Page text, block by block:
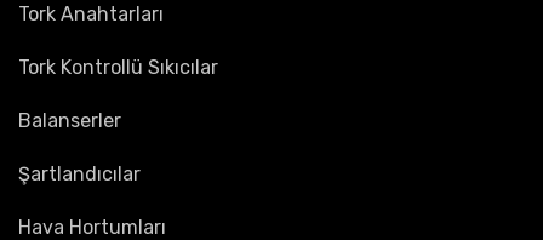
Tork Anahtarları
Tork Kontrollü Sıkıcılar
Balanserler
Şartlandıcılar
Hava Hortumları